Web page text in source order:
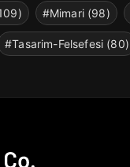
#Mimari (98)
#Tasarim-Felsefesi (80)